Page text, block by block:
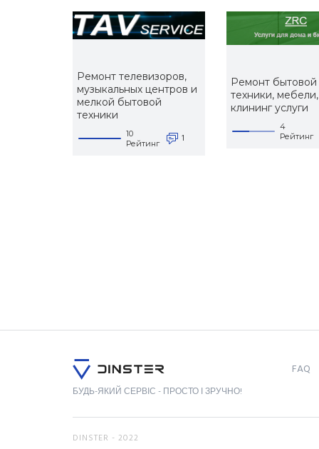
Ремонт телевизоров,
музыкальных центров и
мелкой бытовой
техники
10
Рейтинг
1
Ремонт бытовой
техники, мебели,
клининг услуги
4
Рейтинг
БУДЬ-ЯКИЙ СЕРВІС - ПРОСТО І ЗРУЧНО!
FAQ
DINSTER - 2022